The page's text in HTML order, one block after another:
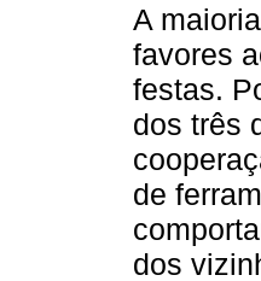
A
favores
festas.
dos três
de
dos